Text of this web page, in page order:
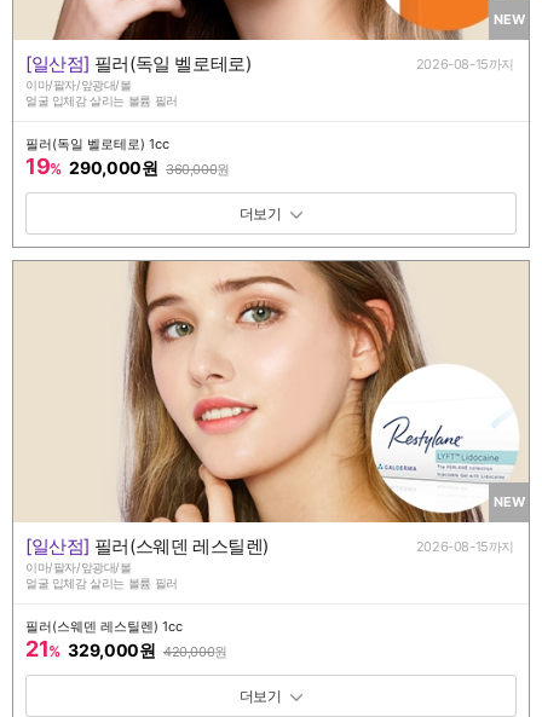
NEW
[일산점] 필러(독일 벨로테로) 2026-08-15까지
이마/팔자/앞광대/볼
얼굴 입체감 살리는 볼륨 필러
필러(독일 벨로테로) 1cc
19% 290,000원 360,000원
패키지 보기 토글
NEW
[일산점] 필러(스웨덴 레스틸렌) 2026-08-15까지
이마/팔자/앞광대/볼
얼굴 입체감 살리는 볼륨 필러
필러(스웨덴 레스틸렌) 1cc
21% 329,000원 420,000원
패키지 보기 토글